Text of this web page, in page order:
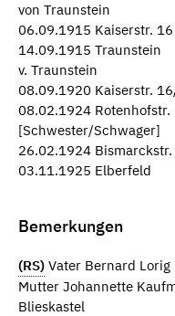
von Traunstein
06.09.1915 Kaiserstr. 16
14.09.1915 Traunstein
v. Traunstein
08.09.1920 Kaiserstr.
08.02.1924
[Schwester/Schwager]
26.02.1924 Bismarckstr.
03.11.1925 Elberfeld
Bemerkungen
(RS) Vater Bernard
Mutter Johannette
Blieskastel